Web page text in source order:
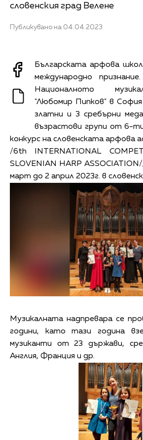
словенския град Велене
Публикувано на 04.04.2023
Българската арфова
международно
Националното
"Любомир Пипков" в София
златни и 3 сребърни
възрастови групи от 6-
конкурс на словенската арфова
/6th INTERNATIONAL
SLOVENIAN HARP
март до 2 април 2023г. в
Музикалната надпревара се
години, като тази година
музиканти от 23 държави,
Англия, Франция и др.